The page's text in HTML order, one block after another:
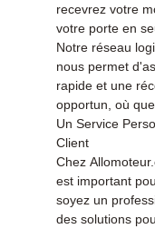
recevrez votre
votre porte en
Notre réseau
nous permet
rapide et une
opportun, où
Un Service
Client
Chez
est important
soyez un
des solutions